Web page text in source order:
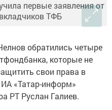
обратились четыре
которые не
свои права в
«Татар-информ»
РТ Руслан Галиев.